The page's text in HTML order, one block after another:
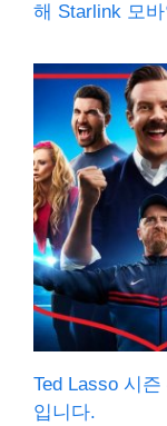
해 Starlink 모
Ted Lasso 시
입니다.